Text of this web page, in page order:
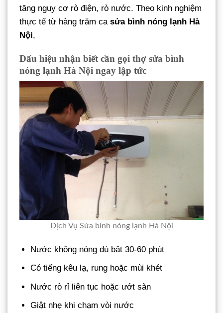
tăng nguy cơ rò điện, rò nước. Theo kinh nghiệm
thực tế từ hàng trăm ca sửa bình nóng lạnh Hà
Nội,
Dấu hiệu nhận biết cần gọi thợ sửa bình
nóng lạnh Hà Nội ngay lập tức
Dịch Vụ Sửa bình nóng lạnh Hà Nội
Nước không nóng dù bật 30-60 phút
Có tiếng kêu lạ, rung hoặc mùi khét
Nước rò rỉ liên tục hoặc ướt sàn
Giật nhẹ khi chạm vòi nước